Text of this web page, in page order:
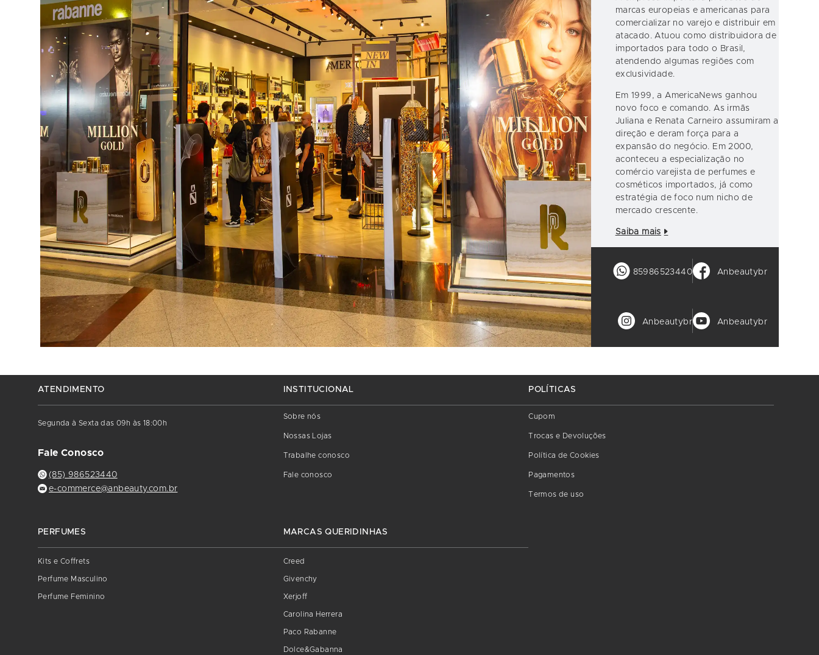
marcas europeias e americanas para
comercializar no varejo e distribuir em
atacado. Atuou como distribuidora de
importados para todo o Brasil,
atendendo algumas regiões com
exclusividade.
Em 1999, a AmericaNews ganhou
novo foco e comando. As irmãs
Juliana e Renata Carneiro assumiram a
direção e deram força para a
expansão do negócio. Em 2000,
aconteceu a especialização no
comércio varejista de perfumes e
cosméticos importados, já como
estratégia de foco num nicho de
mercado crescente.
Saiba mais
85986523440 Anbeautybr
Anbeautybr Anbeautybr
ATENDIMENTO
Segunda à Sexta das 09h às 18:00h
Fale Conosco
(85) 986523440
e-commerce@anbeauty.com.br
INSTITUCIONAL
Sobre nós
Nossas Lojas
Trabalhe conosco
Fale conosco
POLÍTICAS
Cupom
Trocas e Devoluções
Política de Cookies
Pagamentos
Termos de uso
PERFUMES
Kits e Coffrets
Perfume Masculino
Perfume Feminino
MARCAS QUERIDINHAS
Creed
Givenchy
Xerjoff
Carolina Herrera
Paco Rabanne
Dolce&Gabanna